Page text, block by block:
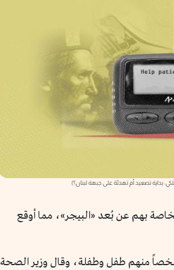
بداية تصعيد أم تهدئة على جبهة لبنان؟)
بتفجير أجهزة اللاسلكي الخاصة بهم عن بُعد «البيجر»، مما أوقع
2800 منهم 300 حالة حرجة، نُقل بعضهم إلى إيران وسوريا، وقتلت التفجيرات 12 شخصاً منهم طفل وطفلة، وقال وزير الصحة